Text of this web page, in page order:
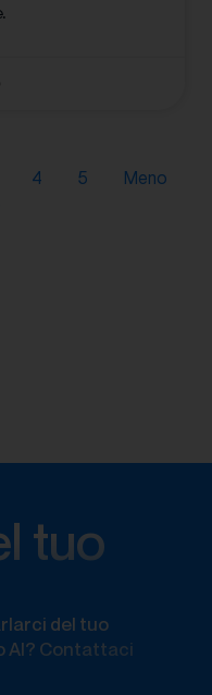
4 5
Meno
tuo
del tuo
AI? Contattaci